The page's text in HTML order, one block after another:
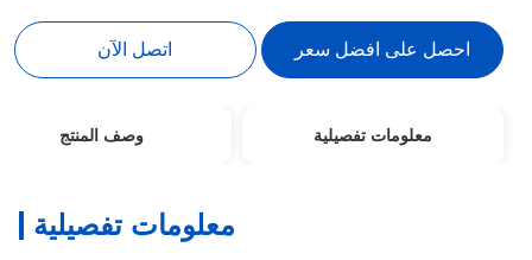
احصل على افضل سعر اتصل الآن
معلومات تفصيلية وصف المنتج
معلومات تفصيلية